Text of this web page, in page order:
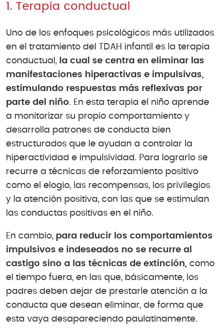
1. Terapia conductual
Uno de los enfoques psicológicos más utilizados
en el tratamiento del TDAH infantil es la terapia
conductual, la cual se centra en eliminar las
manifestaciones hiperactivas e impulsivas,
estimulando respuestas más reflexivas por
parte del niño. En esta terapia el niño aprende
a monitorizar su propio comportamiento y
desarrolla patrones de conducta bien
estructurados que le ayudan a controlar la
hiperactividad e impulsividad. Para lograrlo se
recurre a técnicas de reforzamiento positivo
como el elogio, las recompensas, los privilegios
y la atención positiva, con las que se estimulan
las conductas positivas en el niño.
En cambio, para reducir los comportamientos
impulsivos e indeseados no se recurre al
castigo sino a las técnicas de extinción, como
el tiempo fuera, en las que, básicamente, los
padres deben dejar de prestarle atención a la
conducta que desean eliminar, de forma que
esta vaya desapareciendo paulatinamente.